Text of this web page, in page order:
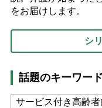
をお届けします。
シ
話題のキーワード
サービス付き高齢